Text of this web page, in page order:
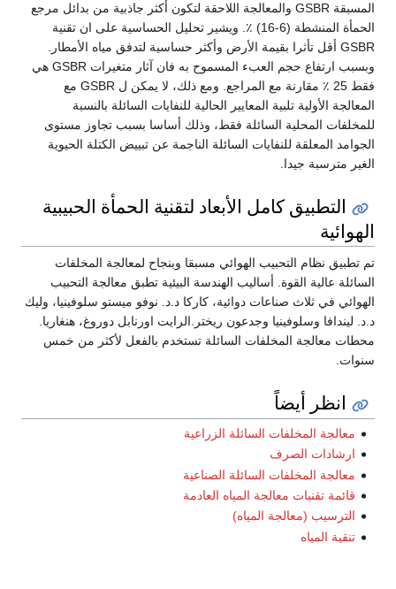
المسبقة GSBR والمعالجة اللاحقة لتكون أكثر جاذبية من بدائل مرجع
الحمأة المنشطة (6-16) ٪. ويشير تحليل الحساسية على ان تقنية
GSBR أقل تأثرا بقيمة الأرض وأكثر حساسية لتدفق مياه الأمطار.
وبسبب ارتفاع حجم العبء المسموح به فان آثار متغيرات GSBR هي
فقط 25 ٪ مقارنة مع المراجع. ومع ذلك، لا يمكن ل GSBR مع
المعالجة الأولية تلبية المعايير الحالية للنفايات السائلة بالنسبة
للمخلفات المحلية السائلة فقط، وذلك أساسا بسبب تجاوز مستوى
الجوامد المعلقة للنفايات السائلة الناجمة عن تبييض الكتلة الحيوية
الغير مترسبة جيدا.
التطبيق كامل الأبعاد لتقنية الحمأة الحبيبية
الهوائية
تم تطبيق نظام التحبيب الهوائي مسبقا وبنجاح لمعالجة المخلفات
السائلة عالية القوة. أساليب الهندسة البيئية تطبق معالجة التحبيب
الهوائي في ثلاث صناعات دوائية، كاركا د.د. نوفو ميستو سلوفينيا، وليك
د.د. ليندافا وسلوفينيا وجدعون ريختر.الرايت اورنابل دوروغ، هنغاريا.
محطات معالجة المخلفات السائلة تستخدم بالفعل لأكثر من خمس
سنوات.
انظر أيضاً
معالجة المخلفات السائلة الزراعية
ارشادات الصرف
معالجة المخلفات السائلة الصناعية
قائمة تقنيات معالجة المياه العادمة
الترسيب (معالجة المياه)
تنقية المياه